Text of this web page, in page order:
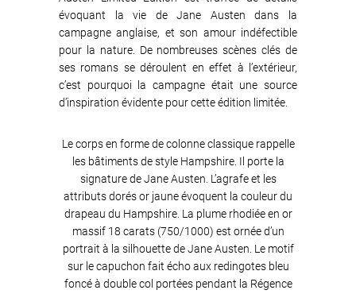
évoquant la vie de Jane Austen dans la
campagne anglaise, et son amour indéfectible
pour la nature. De nombreuses scènes clés de
ses romans se déroulent en effet à l’extérieur,
c’est pourquoi la campagne était une source
d’inspiration évidente pour cette édition limitée.
Le corps en forme de colonne classique rappelle
les bâtiments de style Hampshire. Il porte la
signature de Jane Austen. L’agrafe et les
attributs dorés or jaune évoquent la couleur du
drapeau du Hampshire. La plume rhodiée en or
massif 18 carats (750/1000) est ornée d’un
portrait à la silhouette de Jane Austen. Le motif
sur le capuchon fait écho aux redingotes bleu
foncé à double col portées pendant la Régence